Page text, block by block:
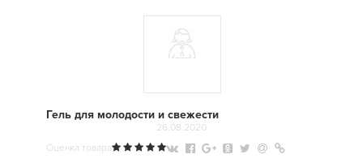
Гель для молодости и свежести
26.08.2020
Оценка товара